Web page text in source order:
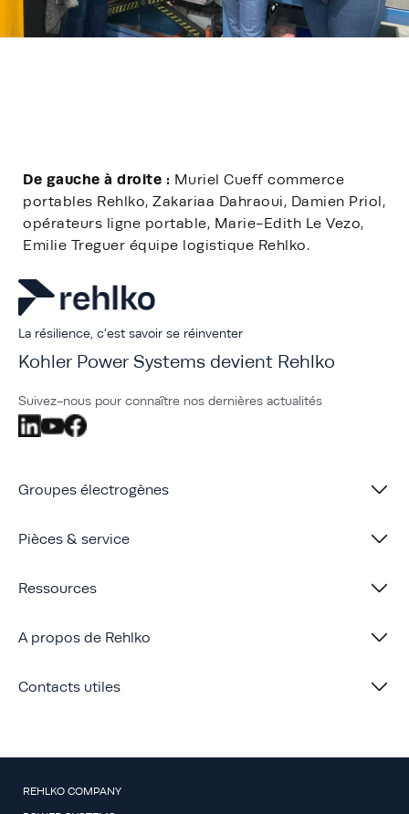
De gauche à droite : Muriel Cueff commerce
portables Rehlko, Zakariaa Dahraoui, Damien Priol,
opérateurs ligne portable, Marie-Edith Le Vezo,
Emilie Treguer équipe logistique Rehlko.
La résilience, c'est savoir se réinventer
Kohler Power Systems devient Rehlko
Suivez-nous pour connaître nos dernières actualités
Groupes électrogènes
Pièces & service
Ressources
A propos de Rehlko
Contacts utiles
REHLKO COMPANY